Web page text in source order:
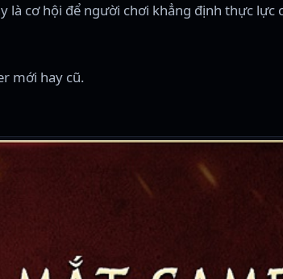
là cơ hội để người chơi khẳng định thực
mới hay cũ.